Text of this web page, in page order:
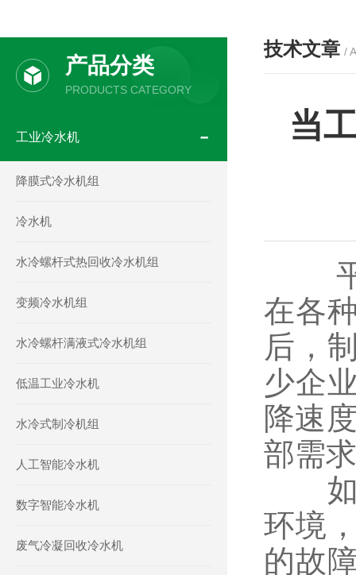
产品分类
PRODUCTS CATEGORY
工业冷水机
降膜式冷水机组
冷水机
水冷螺杆式热回收冷水机组
变频冷水机组
水冷螺杆满液式冷水机组
低温工业冷水机
水冷式制冷机组
人工智能冷水机
数字智能冷水机
废气冷凝回收冷水机
技术文章 /
当
平
在各
后，
少企
降速
部需
如
环境
的故